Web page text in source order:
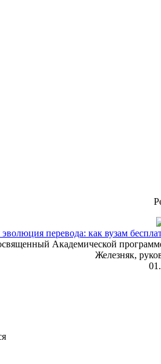
перевода: как вузам
Академической
Железняк,